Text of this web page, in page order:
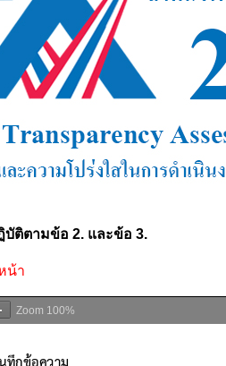
บัติตามข้อ 2. และข้อ 3.
น้า
Zoom 100%